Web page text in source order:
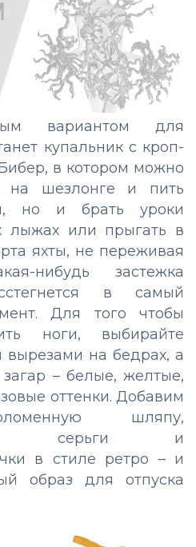
вариантом для
купальник с кроп-
в котором можно
на шезлонге и пить
но и брать уроки
лыжах или прыгать в
яхты, не переживая
нибудь застежка
в самый
Для того чтобы
ноги, выбирайте
на бедрах, а
– белые, желтые,
оттенки. Добавим
шляпу,
серьги и
в стиле ретро – и
образ для отпуска